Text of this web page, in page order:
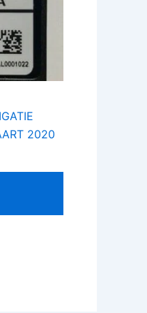
2020